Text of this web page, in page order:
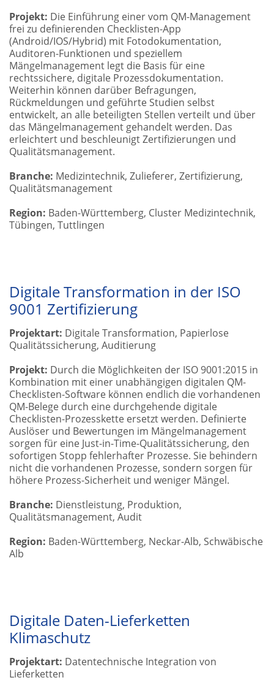
Projekt: Die Einführung einer vom QM-Management
frei zu definierenden Checklisten-App
(Android/IOS/Hybrid) mit Fotodokumentation,
Auditoren-Funktionen und speziellem
Mängelmanagement legt die Basis für eine
rechtssichere, digitale Prozessdokumentation.
Weiterhin können darüber Befragungen,
Rückmeldungen und geführte Studien selbst
entwickelt, an alle beteiligten Stellen verteilt und über
das Mängelmanagement gehandelt werden. Das
erleichtert und beschleunigt Zertifizierungen und
Qualitätsmanagement.
Branche: Medizintechnik, Zulieferer, Zertifizierung,
Qualitätsmanagement
Region: Baden-Württemberg, Cluster Medizintechnik,
Tübingen, Tuttlingen
Digitale Transformation in der ISO
9001 Zertifizierung
Projektart: Digitale Transformation, Papierlose
Qualitätssicherung, Auditierung
Projekt: Durch die Möglichkeiten der ISO 9001:2015 in
Kombination mit einer unabhängigen digitalen QM-
Checklisten-Software können endlich die vorhandenen
QM-Belege durch eine durchgehende digitale
Checklisten-Prozesskette ersetzt werden. Definierte
Auslöser und Bewertungen im Mängelmanagement
sorgen für eine Just-in-Time-Qualitätssicherung, den
sofortigen Stopp fehlerhafter Prozesse. Sie behindern
nicht die vorhandenen Prozesse, sondern sorgen für
höhere Prozess-Sicherheit und weniger Mängel.
Branche: Dienstleistung, Produktion,
Qualitätsmanagement, Audit
Region: Baden-Württemberg, Neckar-Alb, Schwäbische
Alb
Digitale Daten-Lieferketten
Klimaschutz
Projektart: Datentechnische Integration von
Lieferketten